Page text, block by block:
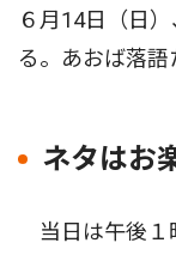
６月14日（日
る。あおば落語
ネタはお
当日は午後１